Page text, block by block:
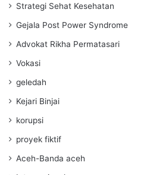
Strategi Sehat Kesehatan
Gejala Post Power Syndrome
Advokat Rikha Permatasari
Vokasi
geledah
Kejari Binjai
korupsi
proyek fiktif
Aceh-Banda aceh